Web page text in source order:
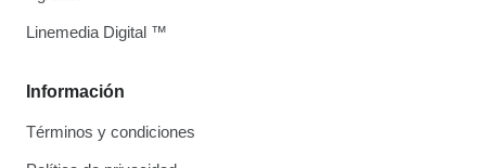
Información
Términos y condiciones
Linemedia Digital ™